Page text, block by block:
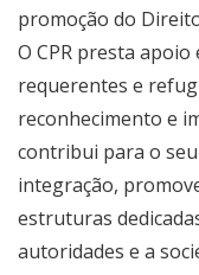
promoção do
O CPR presta
requerentes e
reconhecimento e
contribui para o
integração,
estruturas
autoridades e a